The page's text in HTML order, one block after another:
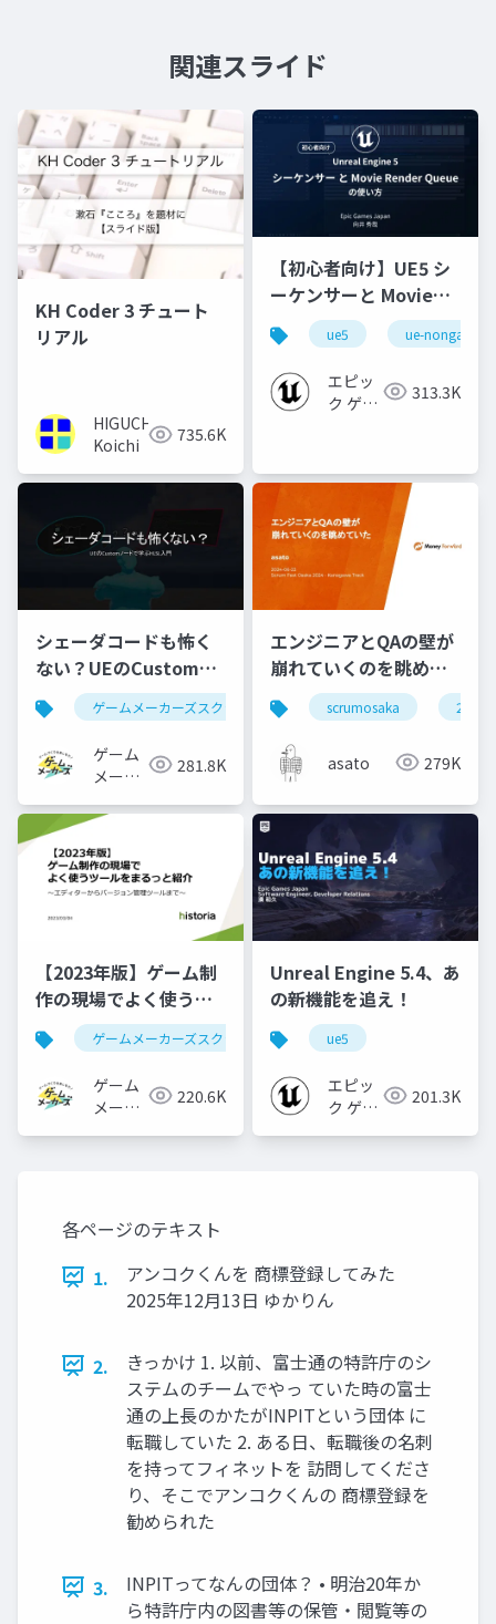
関連スライド
KH Coder 3 チュート
リアル
HIGUCHI
Koichi
735.6K
【初心者向け】UE5 シ
ーケンサーと Movie
Render Queue の使い
方【Cinematic Dive
2023】
ue5 ue-nongame
エピッ
ク ゲー
313.3K
シェーダコードも怖く
ない？UEのCustomノ
ードで学ぶHLSL入門
ゲームメーカーズスクランブル ゲーム制作 ue5
ゲーム
メーカ
281.8K
エンジニアとQAの壁が
崩れていくのを眺めて
いた #scrumosaka
scrumosaka 2024
asato 279K
【2023年版】ゲーム制
作の現場でよく使うツ
ールをまるっと紹介
ゲームメーカーズスクランブル ゲーム制作
ゲーム
メーカ
220.6K
Unreal Engine 5.4、あ
の新機能を追え！
ue5
エピッ
ク ゲー
201.3K
各ページのテキスト
1.
アンコクくんを 商標登録してみた
2025年12月13日 ゆかりん
2.
きっかけ 1. 以前、富士通の特許庁のシ
ステムのチームでやっ ていた時の富士
通の上長のかたがINPITという団体 に
転職していた 2. ある日、転職後の名刺
を持ってフィネットを 訪問してくださ
り、そこでアンコクくんの 商標登録を
勧められた
3.
INPITってなんの団体？ • 明治20年か
ら特許庁内の図書等の保管・閲覧等の